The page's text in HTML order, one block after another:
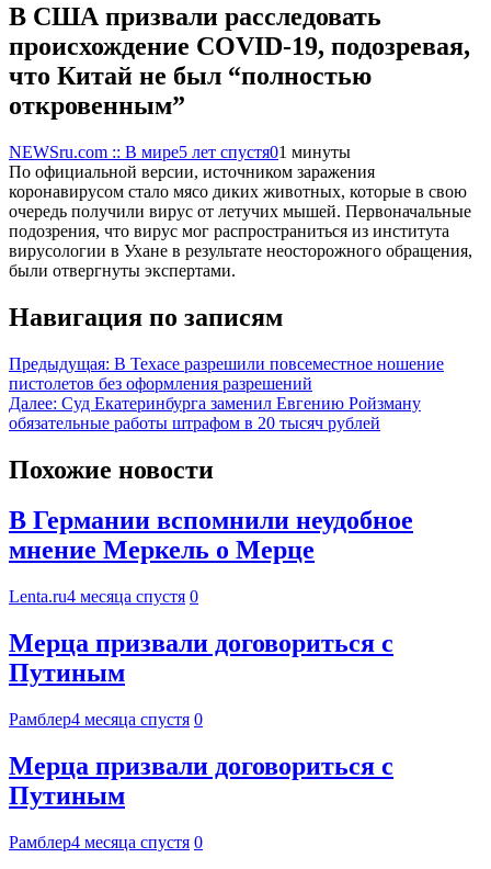
В США призвали расследовать
происхождение COVID-19, подозревая,
что Китай не был “полностью
откровенным”
NEWSru.com :: В мире5 лет спустя01 минуты
По официальной версии, источником заражения
коронавирусом стало мясо диких животных, которые в свою
очередь получили вирус от летучих мышей. Первоначальные
подозрения, что вирус мог распространиться из института
вирусологии в Ухане в результате неосторожного обращения,
были отвергнуты экспертами.
Навигация по записям
Предыдущая: В Техасе разрешили повсеместное ношение
пистолетов без оформления разрешений
Далее: Суд Екатеринбурга заменил Евгению Ройзману
обязательные работы штрафом в 20 тысяч рублей
Похожие новости
В Германии вспомнили неудобное
мнение Меркель о Мерце
Lenta.ru4 месяца спустя 0
Мерца призвали договориться с
Путиным
Рамблер4 месяца спустя 0
Мерца призвали договориться с
Путиным
Рамблер4 месяца спустя 0